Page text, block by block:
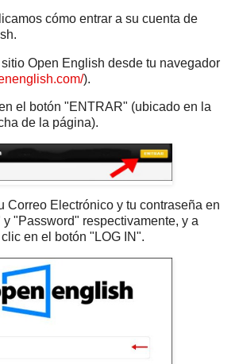
cómo entrar a su cuenta de
Open English desde tu navegador
).
el botón "ENTRAR" (ubicado en la
de la página).
Correo Electrónico y tu contraseña en
y "Password" respectivamente, y a
en el botón "LOG IN".